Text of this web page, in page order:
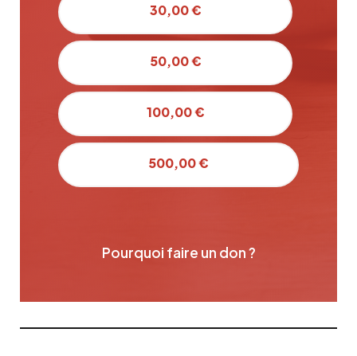
30,00 €
50,00 €
100,00 €
500,00 €
Pourquoi faire un don ?